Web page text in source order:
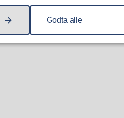
Godta alle